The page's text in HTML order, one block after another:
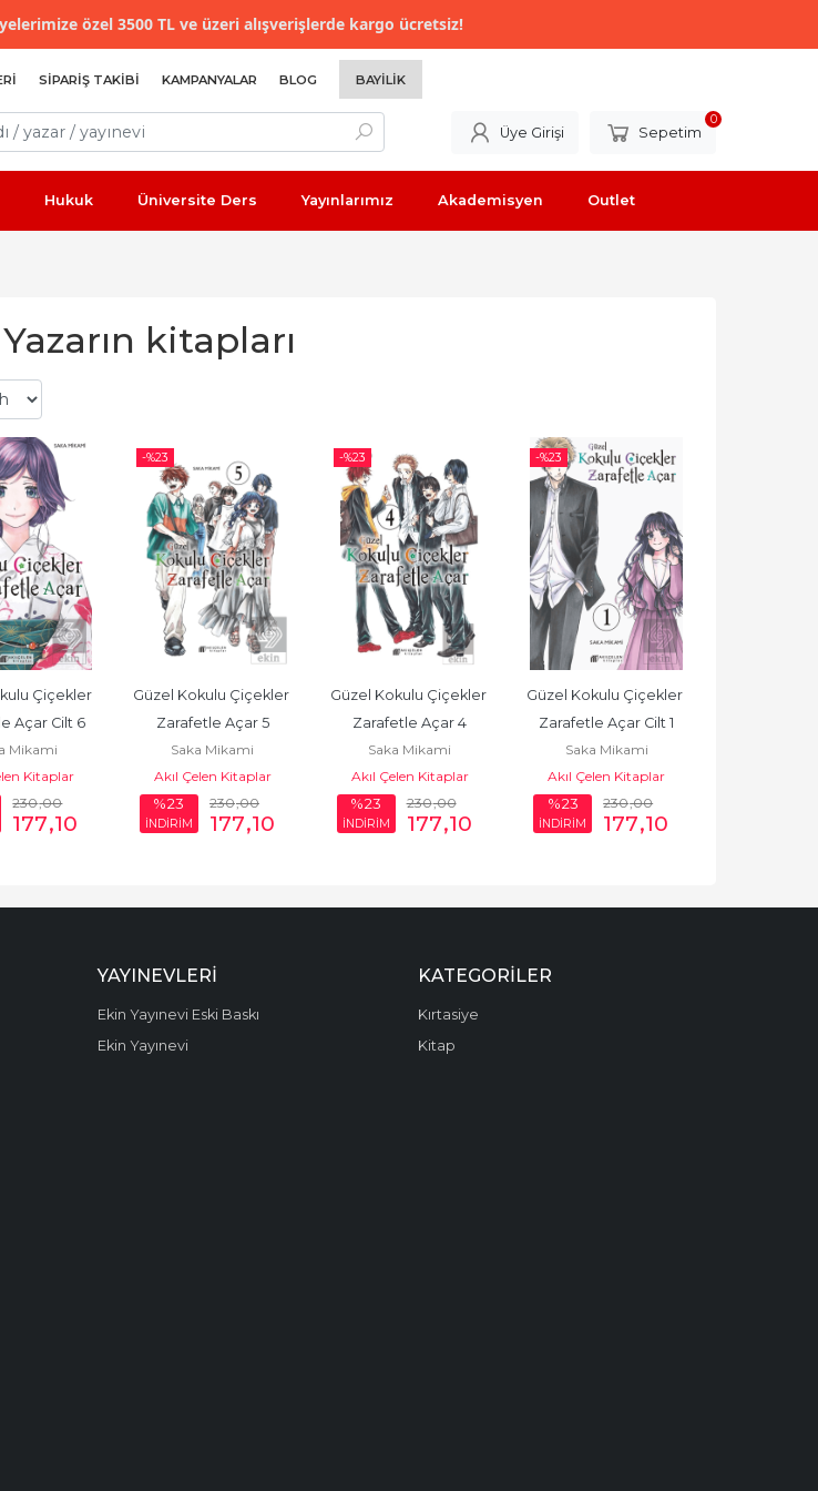
özel 3500 TL ve üzeri alışverişlerde kargo ücretsiz!
SIPARIŞ TAKIBI KAMPANYALAR BLOG BAYILIK
Üye Girişi Sepetim
0
Hukuk Üniversite Ders Yayınlarımız Akademisyen Outlet
kitapları
Çiçekler
Açar Cilt 6
Mikami
Kitaplar
230,00
177,10
-%23
Güzel Kokulu Çiçekler
Zarafetle Açar 5
Saka Mikami
Akıl Çelen Kitaplar
%23
İNDİRİM
230,00
177,10
-%23
Güzel Kokulu Çiçekler
Zarafetle Açar 4
Saka Mikami
Akıl Çelen Kitaplar
%23
İNDİRİM
230,00
177,10
-%23
Güzel Kokulu Çiçekler
Zarafetle Açar Cilt 1
Saka Mikami
Akıl Çelen Kitaplar
%23
İNDİRİM
230,00
177,10
YAYINEVLERI
Ekin Yayınevi Eski Baskı
Ekin Yayınevi
KATEGORILER
Kırtasiye
Kitap